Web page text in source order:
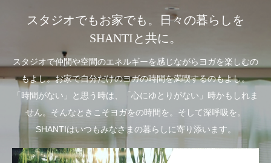
スタジオでもお家でも。日々の暮らしを
SHANTIと共に。
スタジオで仲間や空間のエネルギーを感じながらヨガを楽しむの
もよし。お家で自分だけのヨガの時間を満喫するのもよし。
「時間がない」と思う時は、「心にゆとりがない」時かもしれま
せん。そんなときこそヨガをの時間を。そして深呼吸を。
SHANTIはいつもみなさまの暮らしに寄り添います。